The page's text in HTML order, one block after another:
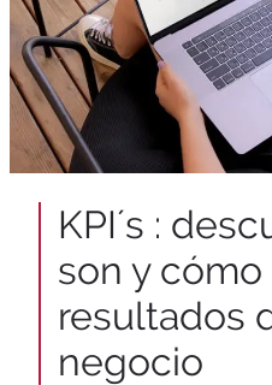
KPI´s :
son y
resultados
negocio